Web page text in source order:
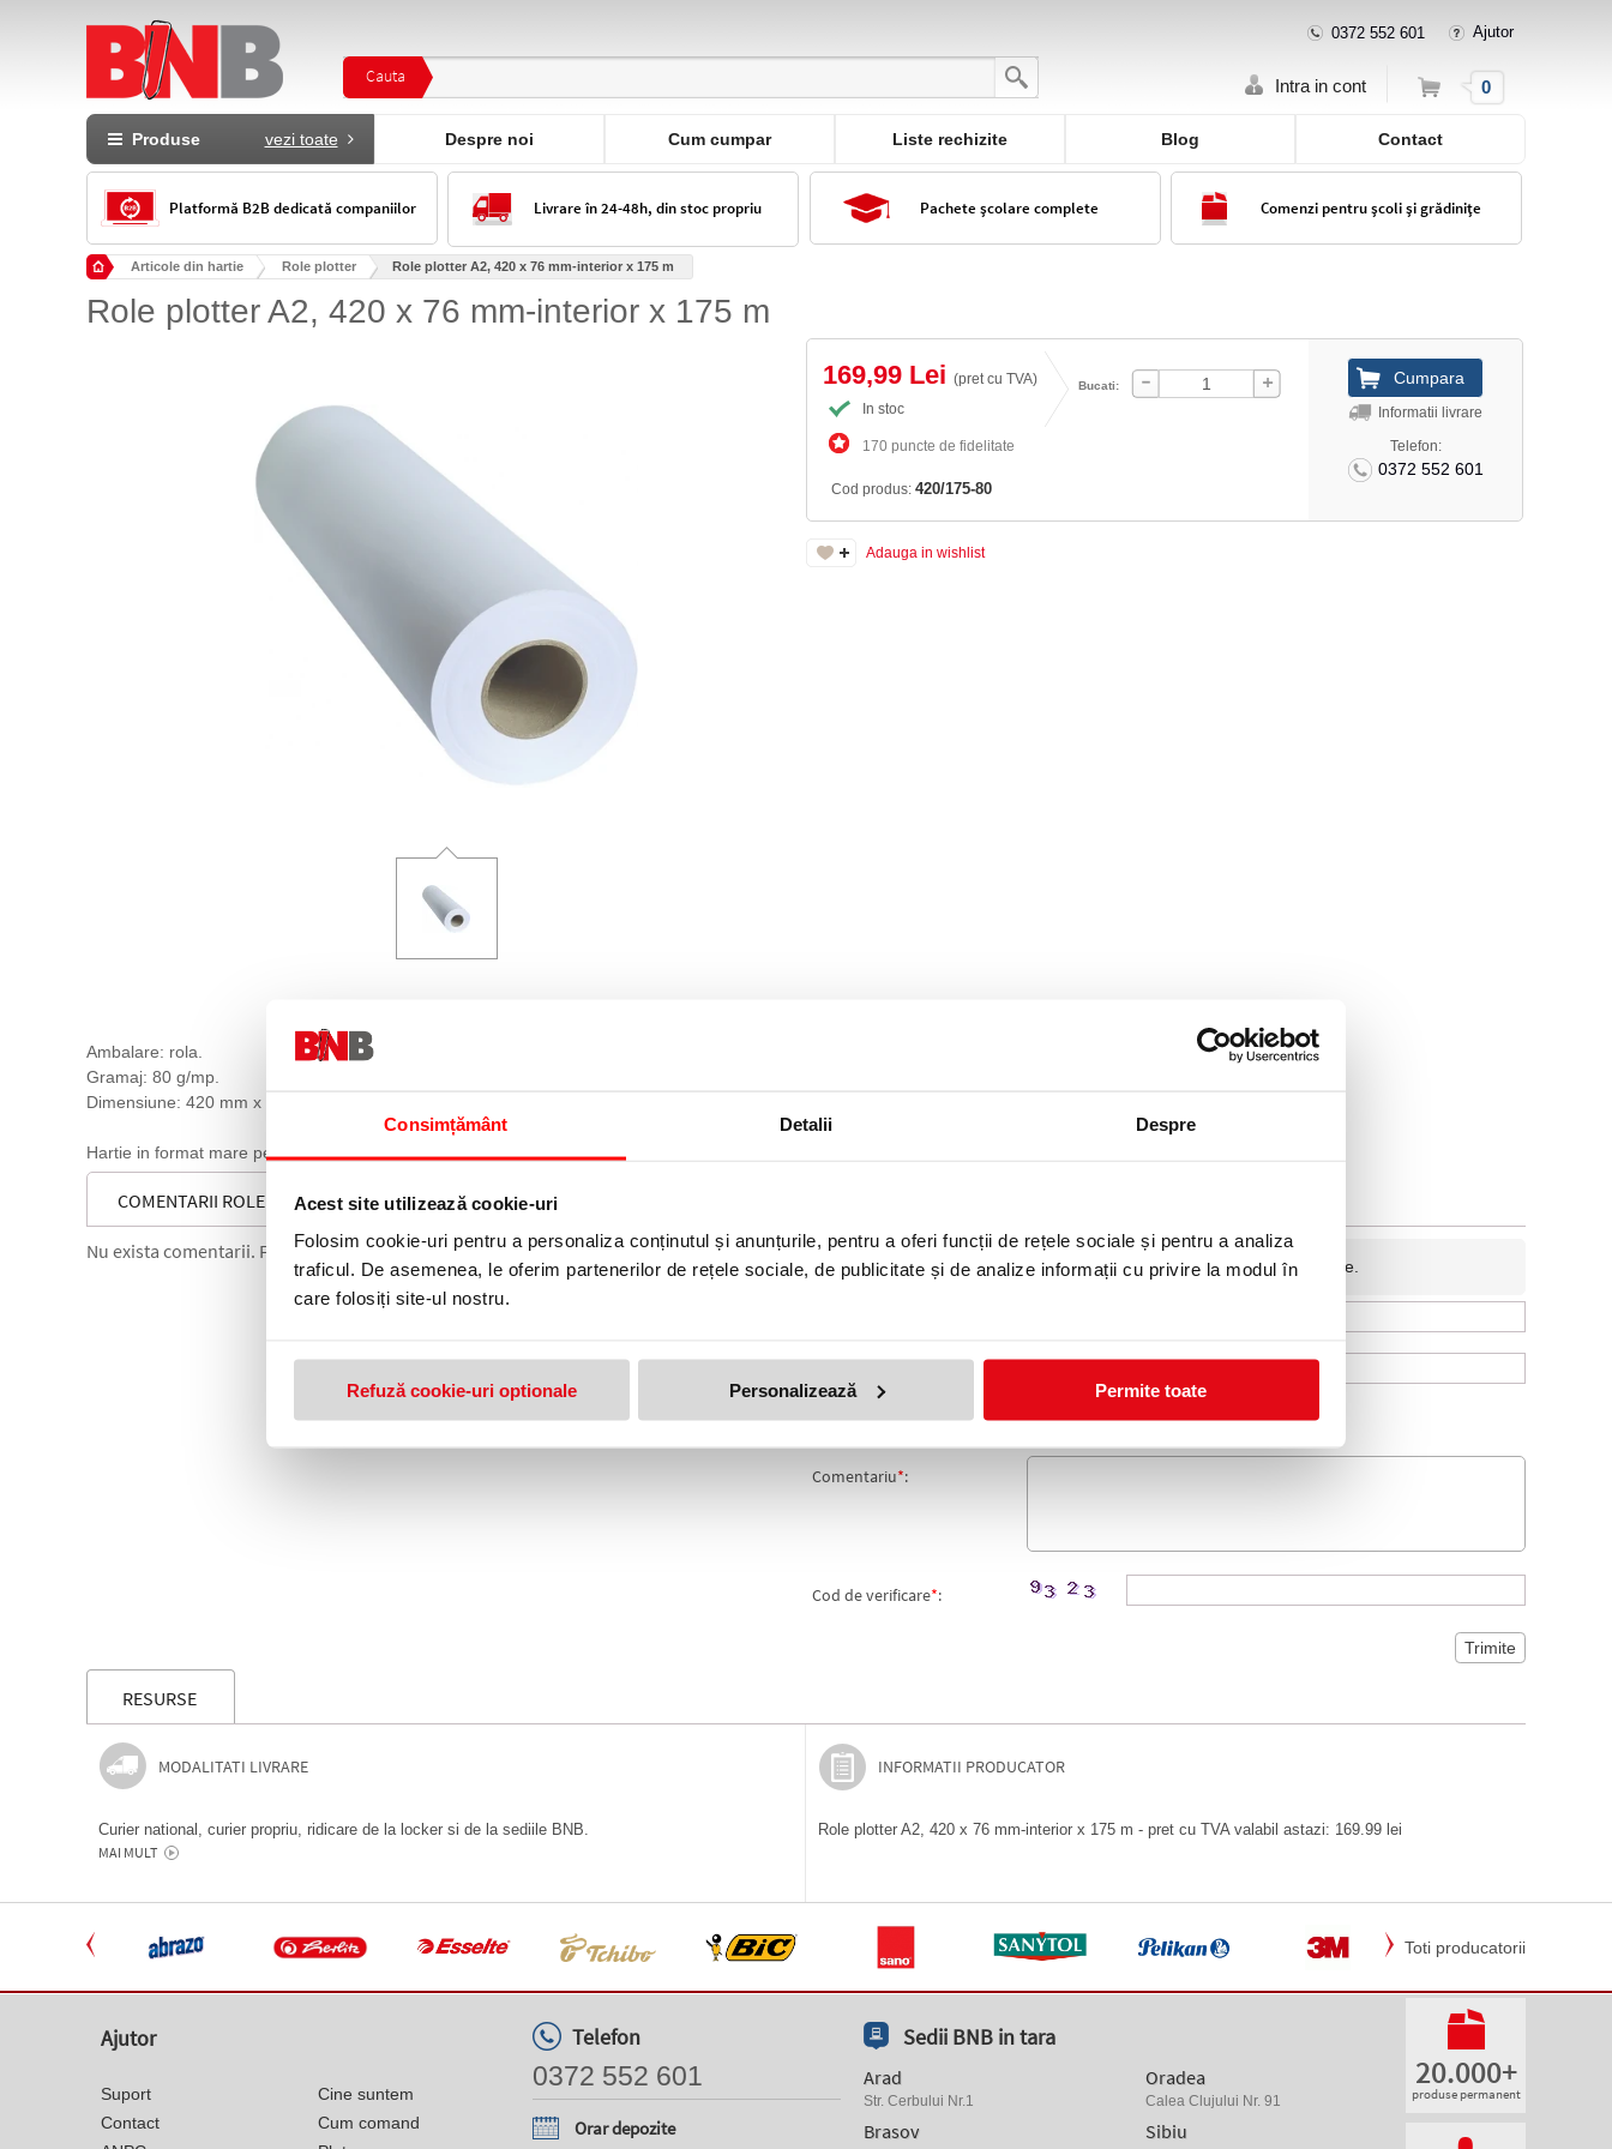
Consimțământ Detalii Despre
Acest site utilizează cookie-uri
Folosim cookie-uri pentru a personaliza conținutul și anunțurile, pentru a oferi funcții de rețele sociale și pentru a analiza
traficul. De asemenea, le oferim partenerilor de rețele sociale, de publicitate și de analize informații cu privire la modul în
care folosiți site-ul nostru.
Refuză cookie-uri optionale Personalizează Permite toate
Cauta
0372 552 601 Ajutor
Intra in cont Cos 0
Produse vezi toate Despre noi Cum cumpar Liste rechizite Blog Contact
Platformă B2B dedicată companiilor Livrare în 24-48h, din stoc propriu Pachete școlare complete Comenzi pentru școli și grădinițe
Articole din hartie Role plotter Role plotter A2, 420 x 76 mm-interior x 175 m
Role plotter A2, 420 x 76 mm-interior x 175 m
169,99 Lei (pret cu TVA)
In stoc
170 puncte de fidelitate
Bucati:
Cod produs: 420/175-80
Informatii livrare
Telefon:
0372 552 601
Adauga in wishlist
Ambalare: rola.
Gramaj: 80 g/mp.
Dimensiune: 420 mm x 76 mm x 175 m.
Hartie in format mare pentru copiatoare.
COMENTARII ROLE PLOTTER A2, 420 X 76 MM-INTERIOR X 175 M
Nu exista comentarii. Fii primul care comenteaza acest produs!
Adresa de e-mail ramane confidentiala si nu va fi afisata pe site.
Nota
Comentariu*:
Cod de verificare*:
RESURSE
MODALITATI LIVRARE
Curier national, curier propriu, ridicare de la locker si de la sediile BNB.
MAI MULT
INFORMATII PRODUCATOR
Role plotter A2, 420 x 76 mm-interior x 175 m - pret cu TVA valabil astazi: 169.99 lei
Toti producatorii
Ajutor
Suport
Contact
Cine suntem
Cum comand
Telefon
0372 552 601
Orar depozite
Sedii BNB in tara
Arad
Str. Cerbului Nr.1
Brasov
Oradea
Calea Clujului Nr. 91
Sibiu
20.000+
produse permanent